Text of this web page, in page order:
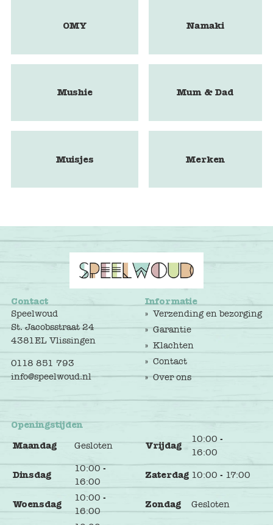
OMY Namaki
Mushie Mum & Dad
Muisjes Merken
Contact
Speelwoud
St. Jacobsstraat 24
4381EL Vlissingen
0118 851 793
info@speelwoud.nl
Informatie
Verzending en bezorging
Garantie
Klachten
Contact
Over ons
Openingstijden
Maandag
Gesloten Vrijdag
10:00 -
16:00
Dinsdag
10:00 -
16:00
Zaterdag 10:00 - 17:00
Woensdag
10:00 -
16:00
Zondag Gesloten